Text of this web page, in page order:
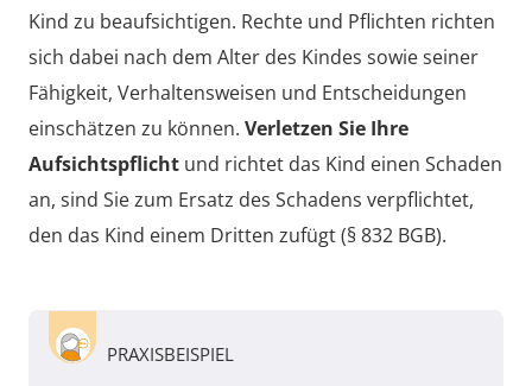
Kind zu beaufsichtigen. Rechte und Pflichten richten
sich dabei nach dem Alter des Kindes sowie seiner
Fähigkeit, Verhaltensweisen und Entscheidungen
einschätzen zu können. Verletzen Sie Ihre
Aufsichtspflicht und richtet das Kind einen Schaden
an, sind Sie zum Ersatz des Schadens verpflichtet,
den das Kind einem Dritten zufügt (§ 832 BGB).
PRAXISBEISPIEL